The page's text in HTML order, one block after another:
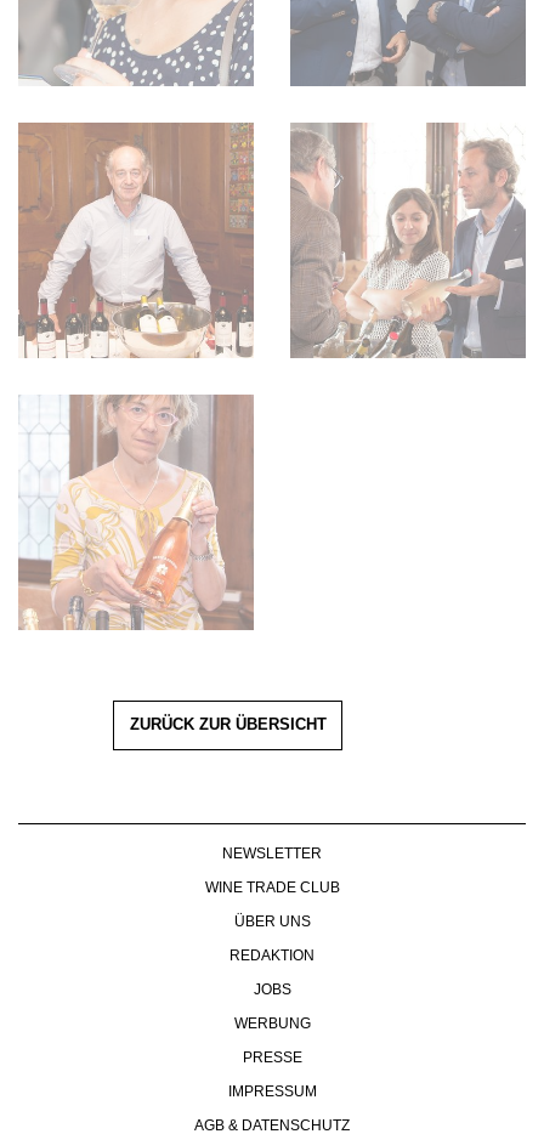
ZURÜCK ZUR ÜBERSICHT
NEWSLETTER
WINE TRADE CLUB
ÜBER UNS
REDAKTION
JOBS
WERBUNG
PRESSE
IMPRESSUM
AGB & DATENSCHUTZ